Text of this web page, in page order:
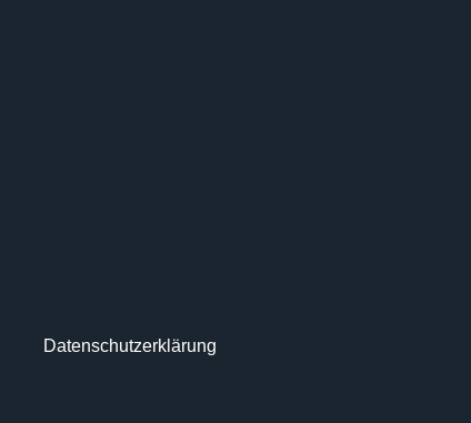
Datenschutzerklärung